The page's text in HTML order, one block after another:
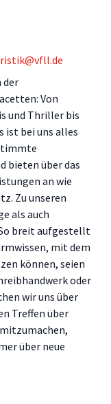
der
Von
und Thriller bis
ist bei uns alles
bieten über das
an wie
Zu unseren
als auch
breit aufgestellt
mit dem
können, seien
oder
wir uns über
Treffen über
über neue